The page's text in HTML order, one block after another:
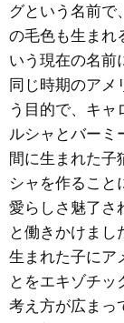
グという名前で
の毛色も生まれ
いう現在の名前
同じ時期のアメ
う目的で、キ
ルシャとバーミ
間に生まれた子
シャを作ること
愛らしさ魅了さ
と働きかけまし
生まれた子にア
とをエキゾチ
考え方が広まっ